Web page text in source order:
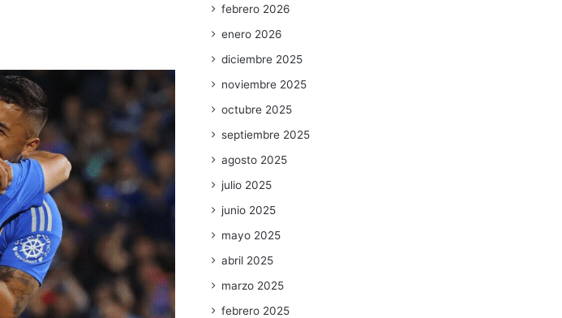
febrero 2026
enero 2026
diciembre 2025
noviembre 2025
octubre 2025
septiembre 2025
agosto 2025
julio 2025
junio 2025
mayo 2025
abril 2025
marzo 2025
febrero 2025